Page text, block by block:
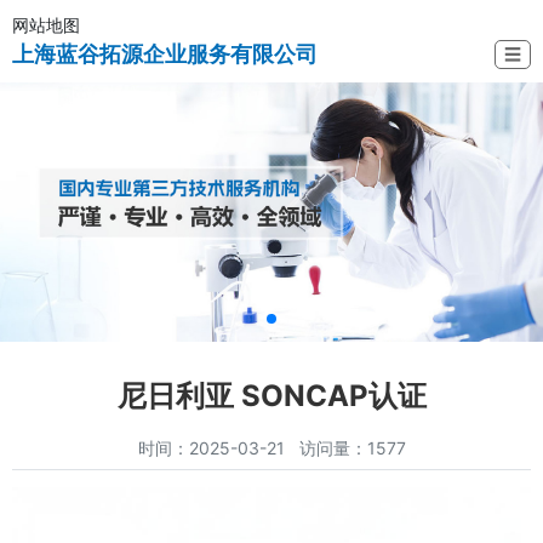
网站地图
上海蓝谷拓源企业服务有限公司 ☰
尼日利亚 SONCAP认证
时间：2025-03-21 访问量：1577